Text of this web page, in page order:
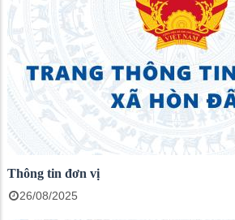
Thông tin đơn vị
26/08/2025